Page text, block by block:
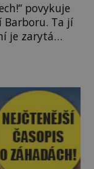
povykuje
Barboru. Ta jí
je zarytá
A každá z
hradu
manželku má